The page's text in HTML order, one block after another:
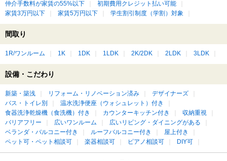
仲介手数料が家賃の55%以下
初期費用クレジット払い可能
家賃3万円以下
家賃5万円以下 学生割引制度（学割）対象
間取り
1R/ワンルーム 1K 1DK 1LDK 2K/2DK 2LDK 3LDK
設備・こだわり
新築・築浅 リフォーム・リノベーション済み
デザイナーズ
バス・トイレ別
温水洗浄便座（ウォシュレット）付き
食器洗浄乾燥機（食洗機）付き
カウンターキッチン付き
収納重視
バリアフリー
広いワンルーム
広いリビング・ダイニングがある
ベランダ・バルコニー付き
ルーフバルコニー付き
屋上付き
ペット可・ペット相談可
楽器相談可 ピアノ相談可 DIY可